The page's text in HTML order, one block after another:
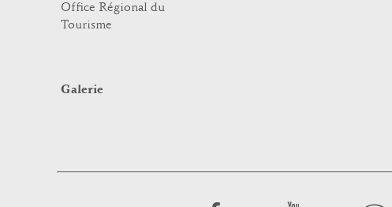
Office Régional du
Tourisme
Galerie